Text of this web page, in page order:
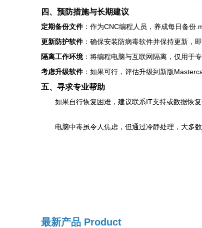
四、预防措施与长期建议
定期备份文件：作为CNC编程人员，养成每日备份
更新防护软件：确保安装防病毒软件并保持更新，
隔离工作环境：将编程电脑与互联网隔离，仅用于
考虑升级软件：如果可行，评估升级到新版
五、寻求专业帮助
如果自行恢复困难，建议联系IT支持或数据恢
电脑中毒虽令人焦虑，但通过冷静处理，大多
最新产品 Product